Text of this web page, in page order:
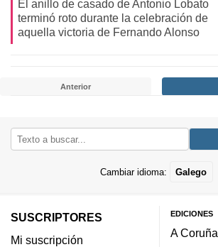
El anillo de casado de Antonio Lobato
terminó roto durante la celebración de
aquella victoria de Fernando Alonso
Anterior
Cambiar idioma: Galego
SUSCRIPTORES
Mi suscripción
EDICIONES
A Coruña